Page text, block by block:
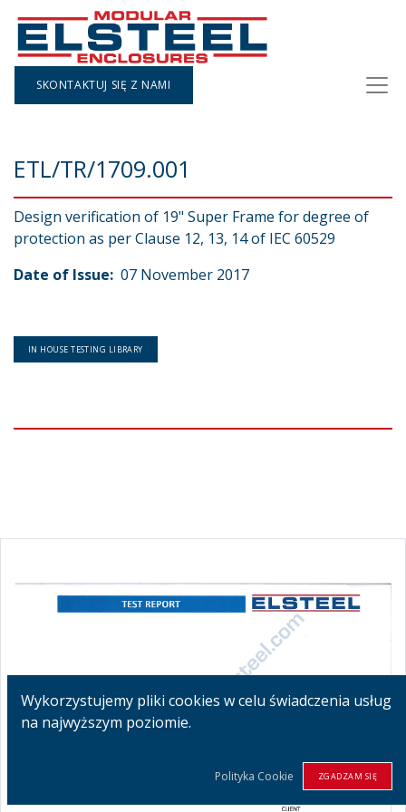
SKONTAKTUJ SIĘ Z NAMI
ETL/TR/1709.001
Design verification of 19" Super Frame for degree of
protection as per Clause 12, 13, 14 of IEC 60529
Date of Issue: 07 November 2017
IN HOUSE TESTING LIBRARY
Wykorzystujemy pliki cookies w celu świadczenia usług
na najwyższym poziomie.
Polityka Cookie ZGADZAM SIĘ